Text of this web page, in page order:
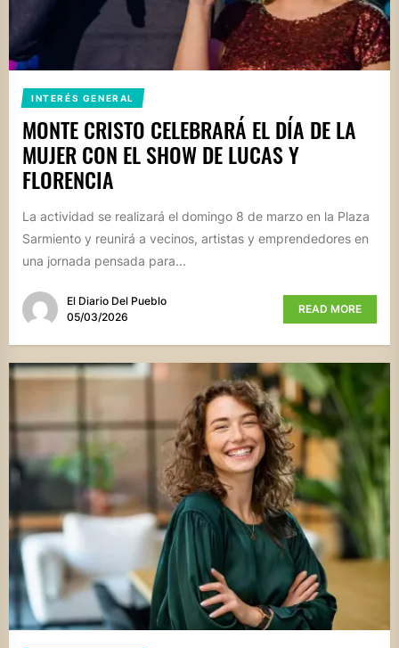
INTERÉS GENERAL
MONTE CRISTO CELEBRARÁ EL DÍA DE LA
MUJER CON EL SHOW DE LUCAS Y
FLORENCIA
La actividad se realizará el domingo 8 de marzo en la Plaza
Sarmiento y reunirá a vecinos, artistas y emprendedores en
una jornada pensada para...
El Diario Del Pueblo
05/03/2026
READ MORE